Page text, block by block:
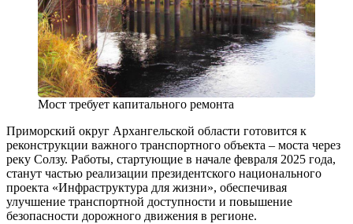
Мост требует капитального ремонта
Приморский округ Архангельской области готовится к
реконструкции важного транспортного объекта – моста через
реку Солзу. Работы, стартующие в начале февраля 2025 года,
станут частью реализации президентского национального
проекта «Инфраструктура для жизни», обеспечивая
улучшение транспортной доступности и повышение
безопасности дорожного движения в регионе.